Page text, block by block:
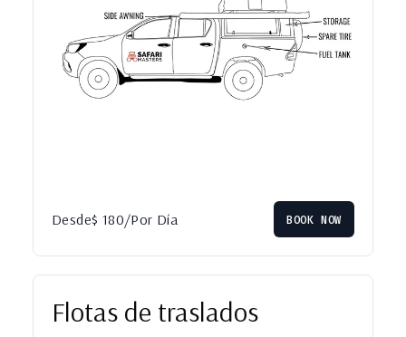
Desde$ 180/Por Día BOOK NOW
Flotas de traslados